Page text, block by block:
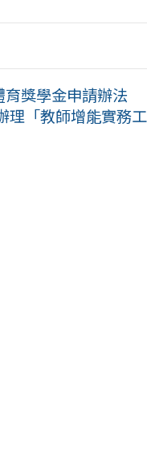
獎學金申請辦法
理「教師增能實務